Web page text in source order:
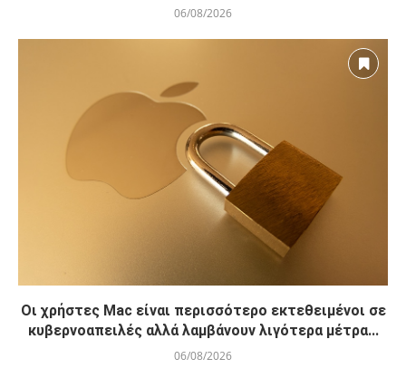
06/08/2026
Οι χρήστες Mac είναι περισσότερο εκτεθειμένοι σε
κυβερνοαπειλές αλλά λαμβάνουν λιγότερα μέτρα...
06/08/2026